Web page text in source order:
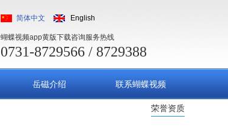
简体中文 English
蝴蝶视频app黄版下载咨询服务热线
0731-8729566 / 8729388
岳磁介绍 联系蝴蝶视频
荣誉资质